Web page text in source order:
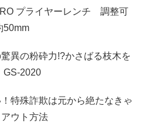
プライヤーレンチ 調整可
異の粉砕力!?かさばる枝木を
2020
特殊詐欺は元から絶たなきゃ
ウト方法